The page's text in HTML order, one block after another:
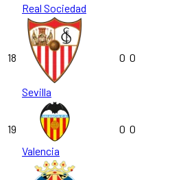
Real Sociedad
18
Sevilla
0 0
19
Valencia
0 0